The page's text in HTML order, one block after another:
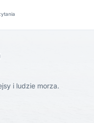
i ludzie morza.